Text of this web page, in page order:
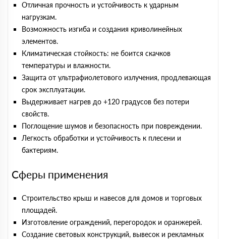
Отличная прочность и устойчивость к ударным
нагрузкам.
Возможность изгиба и создания криволинейных
элементов.
Климатическая стойкость: не боится скачков
температуры и влажности.
Защита от ультрафиолетового излучения, продлевающая
срок эксплуатации.
Выдерживает нагрев до +120 градусов без потери
свойств.
Поглощение шумов и безопасность при повреждении.
Легкость обработки и устойчивость к плесени и
бактериям.
Сферы применения
Строительство крыш и навесов для домов и торговых
площадей.
Изготовление ограждений, перегородок и оранжерей.
Создание световых конструкций, вывесок и рекламных